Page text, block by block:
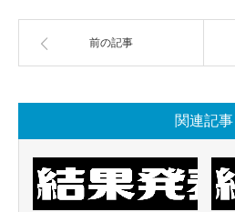
前の記事
関連記事